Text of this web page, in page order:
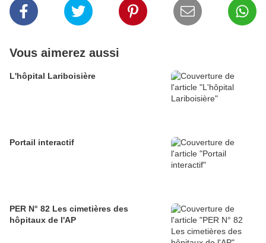
Vous aimerez aussi
L'hôpital Lariboisière
Portail interactif
PER N° 82 Les cimetières des
hôpitaux de l'AP